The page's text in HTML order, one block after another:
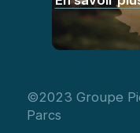
©2023 Groupe
Parcs